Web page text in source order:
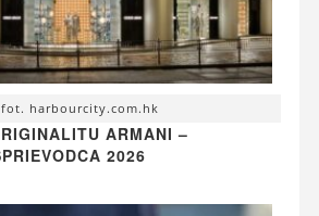
fot. harbourcity.com.hk
ARMANI –
2026